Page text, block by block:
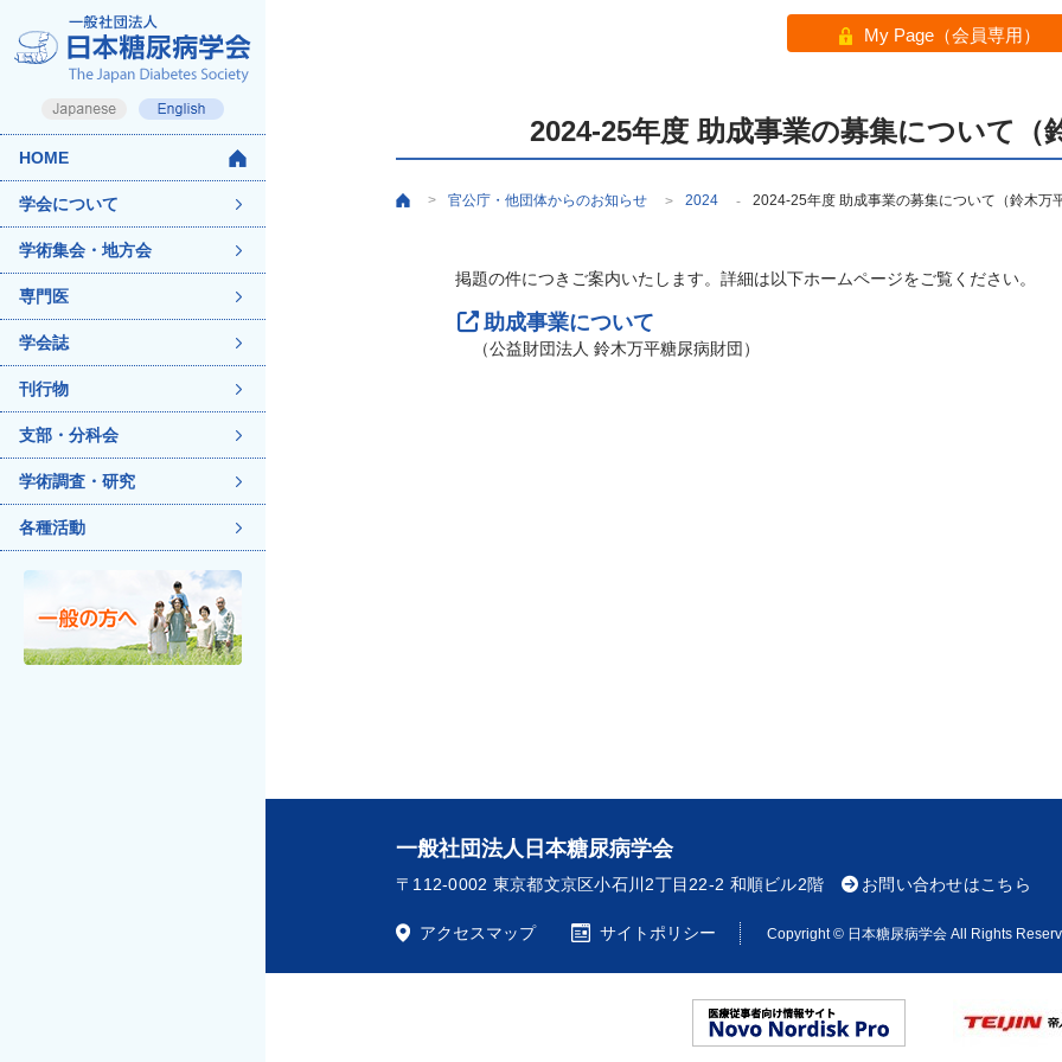
HOME
学会について
学術集会・地方会
専門医
学会誌
刊行物
支部・分科会
学術調査・研究
各種活動
My Page（会員専用）
2024-25年度 助成事業の募集について（
> 官公庁・他団体からのお知らせ > 2024 - 2024-25年度 助成事業の募集について（鈴木万
掲題の件につきご案内いたします。詳細は以下ホームページをご覧ください。
助成事業について
（公益財団法人 鈴木万平糖尿病財団）
一般社団法人日本糖尿病学会
〒112-0002 東京都文京区小石川2丁目22-2 和順ビル2階 お問い合わせはこちら
アクセスマップ サイトポリシー Copyright © 日本糖尿病学会 All Rights